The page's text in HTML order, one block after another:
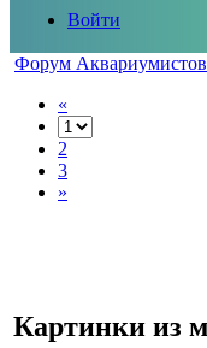
Войти
Форум Аквариумистов
«
2
3
»
Картинки из